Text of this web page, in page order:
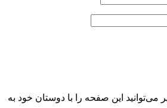
می‌توانید این صفحه را با دوستان خود به